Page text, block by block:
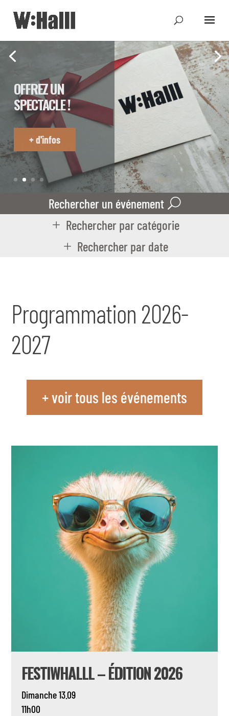
FESTIWHALLL
+ d'infos sur
l'édition 2026
Rechercher un événement
Rechercher par catégorie
Rechercher par date
Programmation 2026-
2027
+ voir tous les événements
FESTIWHALLL – ÉDITION 2026
Dimanche 13.09
11h00